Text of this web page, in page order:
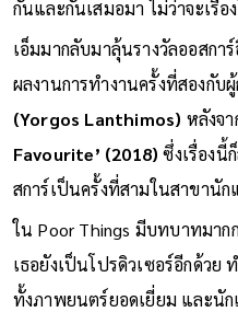
กันและกันเสมอมา ไม่ว่าจะเรื่อ
เอ็มมากลับมาลุ้นรางวัลออสกา
ผลงานการทำงานครั้งที่สองกับ
(Yorgos Lanthimos) หลังจ
Favourite’ (2018) ซึ่งเรื่องนี้
สการ์เป็นครั้งที่สามในสาขานั
ใน Poor Things มีบทบาทมาก
เธอยังเป็นโปรดิวเซอร์อีกด้วย
ทั้งภาพยนตร์ยอดเยี่ยม และนั